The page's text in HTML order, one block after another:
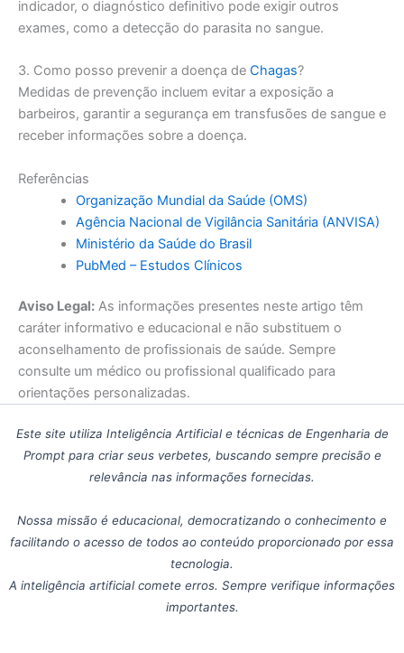
indicador, o diagnóstico definitivo pode exigir outros
exames, como a detecção do parasita no sangue.
3. Como posso prevenir a doença de Chagas?
Medidas de prevenção incluem evitar a exposição a
barbeiros, garantir a segurança em transfusões de sangue e
receber informações sobre a doença.
Referências
Organização Mundial da Saúde (OMS)
Agência Nacional de Vigilância Sanitária (ANVISA)
Ministério da Saúde do Brasil
PubMed – Estudos Clínicos
Aviso Legal: As informações presentes neste artigo têm
caráter informativo e educacional e não substituem o
aconselhamento de profissionais de saúde. Sempre
consulte um médico ou profissional qualificado para
orientações personalizadas.
Este site utiliza Inteligência Artificial e técnicas de Engenharia de
Prompt para criar seus verbetes, buscando sempre precisão e
relevância nas informações fornecidas.
Nossa missão é educacional, democratizando o conhecimento e
facilitando o acesso de todos ao conteúdo proporcionado por essa
tecnologia.
A inteligência artificial comete erros. Sempre verifique informações
importantes.